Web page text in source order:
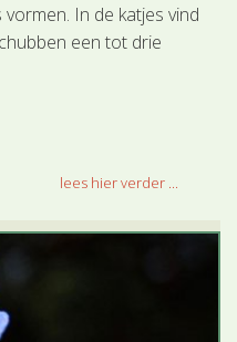
In de katjes vind
een tot drie
lees hier verder ...